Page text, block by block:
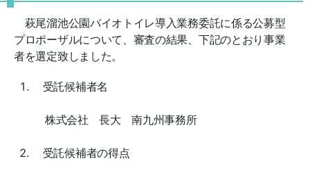
萩尾溜池公園バイオトイレ導入業務委託に係る公募型
プロポーザルについて、審査の結果、下記のとおり事業
者を選定致しました。
受託候補者名
株式会社 長大 南九州事務所
受託候補者の得点